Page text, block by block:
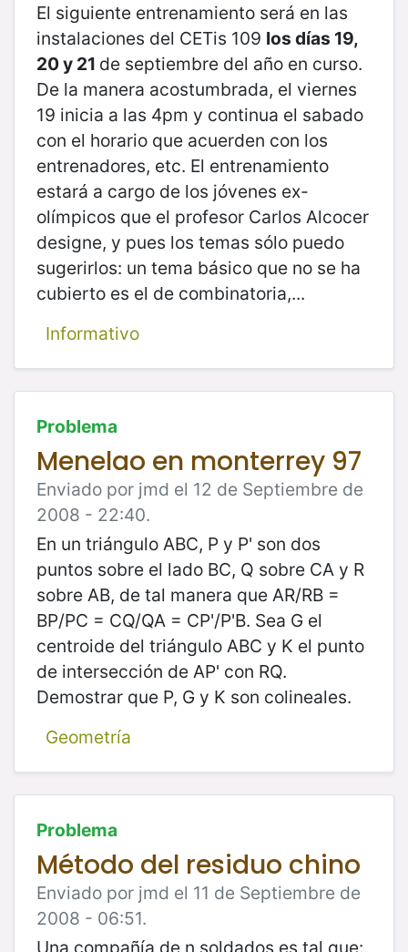
El siguiente entrenamiento será en las
instalaciones del CETis 109 los días 19,
20 y 21 de septiembre del año en curso.
De la manera acostumbrada, el viernes
19 inicia a las 4pm y continua el sabado
con el horario que acuerden con los
entrenadores, etc. El entrenamiento
estará a cargo de los jóvenes ex-
olímpicos que el profesor Carlos Alcocer
designe, y pues los temas sólo puedo
sugerirlos: un tema básico que no se ha
cubierto es el de combinatoria,...
Informativo
Problema
Menelao en monterrey 97
Enviado por jmd el 12 de Septiembre de
2008 - 22:40.
En un triángulo ABC, P y P' son dos
puntos sobre el lado BC, Q sobre CA y R
sobre AB, de tal manera que AR/RB =
BP/PC = CQ/QA = CP'/P'B. Sea G el
centroide del triángulo ABC y K el punto
de intersección de AP' con RQ.
Demostrar que P, G y K son colineales.
Geometría
Problema
Método del residuo chino
Enviado por jmd el 11 de Septiembre de
2008 - 06:51.
Una compañía de n soldados es tal que: